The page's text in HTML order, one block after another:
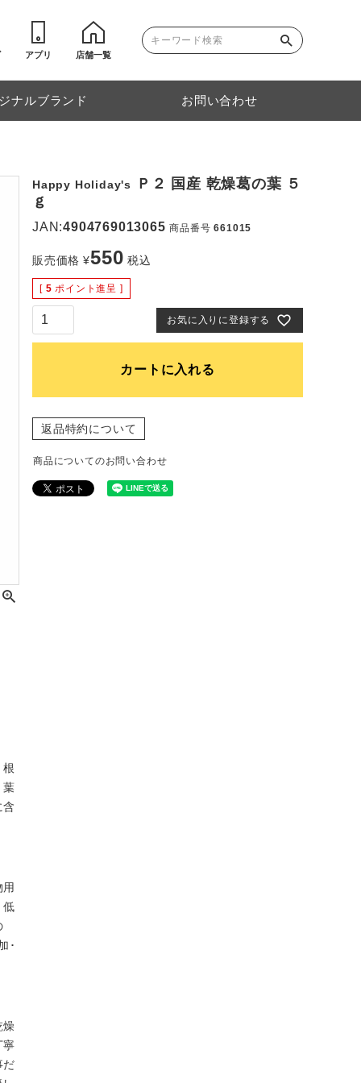
アプリ 店舗一覧
ナルブランド お問い合わせ
Happy Holiday's
Ｐ２ 国産 乾燥葛の葉 ５
ｇ
JAN:4904769013065 商品番号 661015
販売価格 ¥550 税込
[ 5 ポイント進呈 ]
お気に入りに登録する
カートに入れる
返品特約について
商品についてのお問い合わせ
葉
低
･
寧
だ